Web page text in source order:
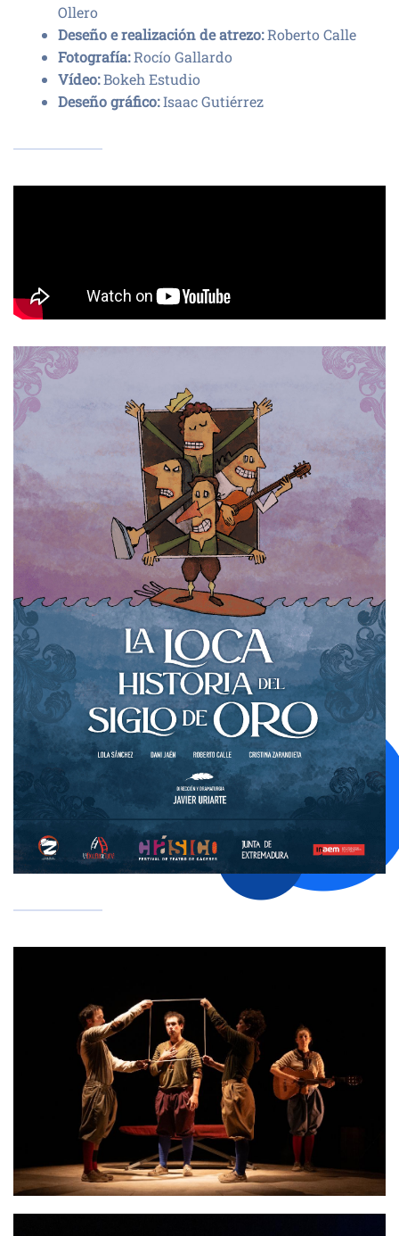
Ollero
Deseño e realización de atrezo:Roberto Calle
Fotografía:Rocío Gallardo
Vídeo:Bokeh Estudio
Deseño gráfico:Isaac Gutiérrez